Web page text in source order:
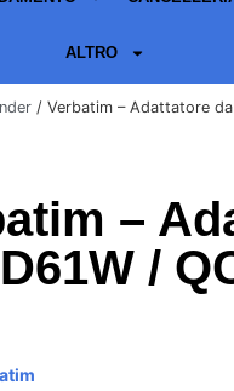
ALTRO
/ Verbatim – Adattatore
–
/